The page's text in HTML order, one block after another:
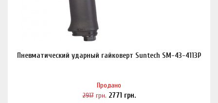
Пневматический ударный гайковерт Suntech SM-43-4113P
Продано
2917грн. 2771 грн.